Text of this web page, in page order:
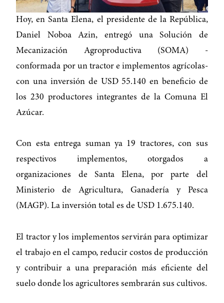
Hoy, en Santa Elena, el presidente de la República,
Daniel Noboa Azin, entregó una Solución de
Mecanización Agroproductiva (SOMA) -
conformada por un tractor e implementos agrícolas-
con una inversión de USD 55.140 en beneficio de
los 230 productores integrantes de la Comuna El
Azúcar.
Con esta entrega suman ya 19 tractores, con sus
respectivos implementos, otorgados a
organizaciones de Santa Elena, por parte del
Ministerio de Agricultura, Ganadería y Pesca
(MAGP). La inversión total es de USD 1.675.140.
El tractor y los implementos servirán para optimizar
el trabajo en el campo, reducir costos de producción
y contribuir a una preparación más eficiente del
suelo donde los agricultores sembrarán sus cultivos.